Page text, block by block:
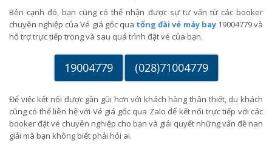
Bên cạnh đó, bạn cũng có thể nhận được sự tư vấn từ các booker
chuyên nghiệp của Vé giá gốc qua tổng đài vé máy bay19004779 và
hổ trợ trực tiếp trong và sau quá trình đặt vé của bạn.
19004779 (028)71004779
Để việc kết nối được gần gũi hơn với khách hàng thân thiết, du khách
cũng có thể liên hệ với Vé giá gốc qua Zalo để kết nối trực tiếp với các
booker đặt vé chuyên nghiệp cho bạn và giải quyết những vấn đề nan
giải mà bạn không biết phải hỏi ai.